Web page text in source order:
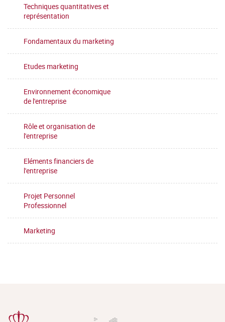
Techniques quantitatives et
représentation
Fondamentaux du marketing
Etudes marketing
Environnement économique
de l'entreprise
Rôle et organisation de
l'entreprise
Eléments financiers de
l'entreprise
Projet Personnel
Professionnel
Marketing